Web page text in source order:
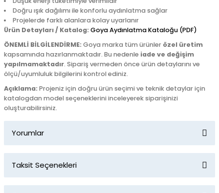
Doğru ışık dağılımı ile konforlu aydınlatma sağlar
Projelerde farklı alanlara kolay uyarlanır
Ürün Detayları / Katalog: Goya Aydınlatma Kataloğu (PDF)
ÖNEMLİ BİLGİLENDİRME: Goya marka tüm ürünler özel üretim
kapsamında hazırlanmaktadır. Bu nedenle iade ve değişim
yapılmamaktadır. Sipariş vermeden önce ürün detaylarını ve
ölçü/uyumluluk bilgilerini kontrol ediniz.
Açıklama: Projeniz için doğru ürün seçimi ve teknik detaylar için
katalogdan model seçeneklerini inceleyerek siparişinizi
oluşturabilirsiniz.
Yorumlar
Taksit Seçenekleri